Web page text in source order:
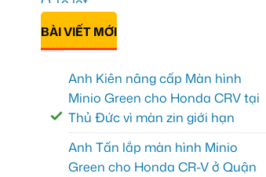
BÀI VIẾT MỚI
Anh Kiên nâng cấp Màn hình
Minio Green cho Honda CRV tại
Thủ Đức vì màn zin giới hạn
Anh Tấn lắp màn hình Minio
Green cho Honda CR-V ở Quận